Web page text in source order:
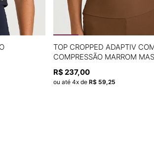
TOP CROPPED ADAPTIV
COMPRESSÃO MARROM
R$237,00
ou até 4x de R$ 59,25